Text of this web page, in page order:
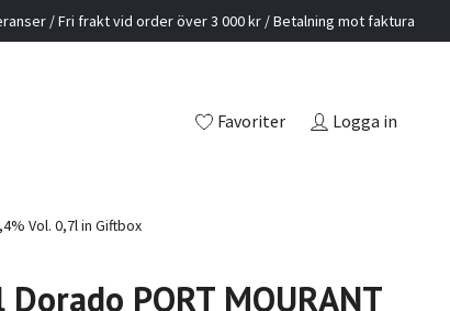
/ Fri frakt vid order över 3 000 kr / Betalning mot faktura
Favoriter Logga in
Vol. 0,7l in Giftbox
Dorado PORT MOURANT